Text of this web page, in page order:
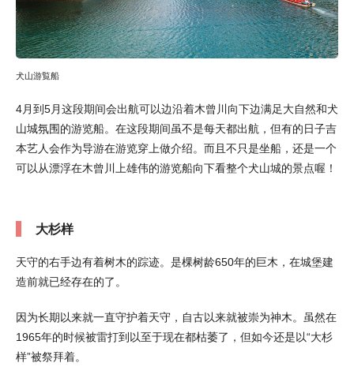
犬山游覧船
4月到5月这段期间会出航可以边沿着木曾川向下边满足大自然和犬
山城氛围的游览船。在这段期间虽不是每天都出航，但有的日子吉
本艺人会作为导游在游览穿上做介绍。而且不只是坐船，还是一个
可以从漂浮在木曾川上雄伟的游览船向下看整个犬山城的景点喔！
大杉样
天守的右手边有着树木的踪迹。是棵树龄650年的巨木，在城堡建
造前就已经存在的了。
因为长期以来就一直守护着天守，自古以来就被崇为神木。虽然在
1965年的时候被雷打到以至于现在都枯萎了，但如今还是以“大杉
样”被祭拜着。